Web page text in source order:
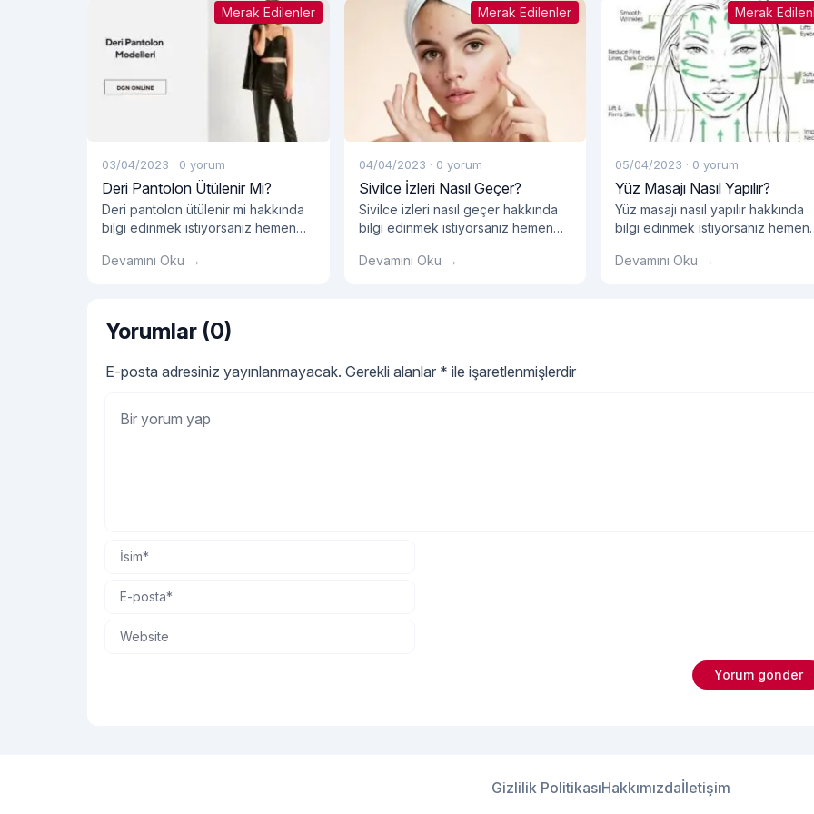
Merak Edilenler
03/04/2023 · 0 yorum
Deri Pantolon Ütülenir Mi?
Deri pantolon ütülenir mi hakkında
bilgi edinmek istiyorsanız hemen
Devamını Oku →
Merak Edilenler
04/04/2023 · 0 yorum
Sivilce İzleri Nasıl Geçer?
Sivilce izleri nasıl geçer hakkında
bilgi edinmek istiyorsanız hemen
Devamını Oku →
Merak
05/04/2023 · 0 yorum
Yüz Masajı Nasıl Yapılır?
Yüz masajı nasıl yapılır hakkında
bilgi edinmek istiyorsanız hemen
Devamını Oku →
Yorumlar (0)
E-posta adresiniz yayınlanmayacak. Gerekli alanlar * ile işaretlenmişlerdir
Gizlilik PolitikasıHakkımızdaİletişim